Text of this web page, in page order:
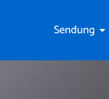
Sendung arrow_drop_down